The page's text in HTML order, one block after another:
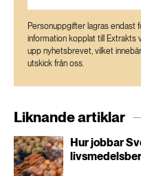
Personuppgifter lagras endast
information kopplat till Extrakts
upp nyhetsbrevet, vilket
utskick från oss.
Liknande artiklar
Hur jobbar